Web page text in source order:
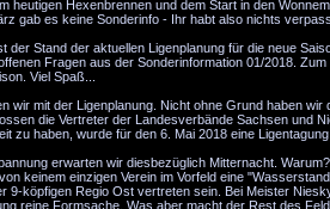
heutigen Hexenbrennen und dem Start in den
gab es keine Sonderinfo - Ihr habt also nichts
der Stand der aktuellen Ligenplanung für die neue
Fragen aus der Sonderinformation 01/2018.
Viel Spaß...
wir mit der Ligenplanung. Nicht ohne Grund haben
die Vertreter der Landesverbände Sachsen und
zu haben, wurde für den 6. Mai 2018 eine
erwarten wir diesbezüglich Mitternacht.
keinem einzigen Verein im Vorfeld eine
9-köpfigen Regio Ost vertreten sein. Bei Meister
reine Formsache. Was aber macht der Rest des